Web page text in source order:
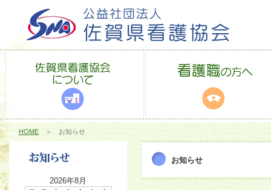
HOME ＞ お知らせ
2026年8月
お知らせ